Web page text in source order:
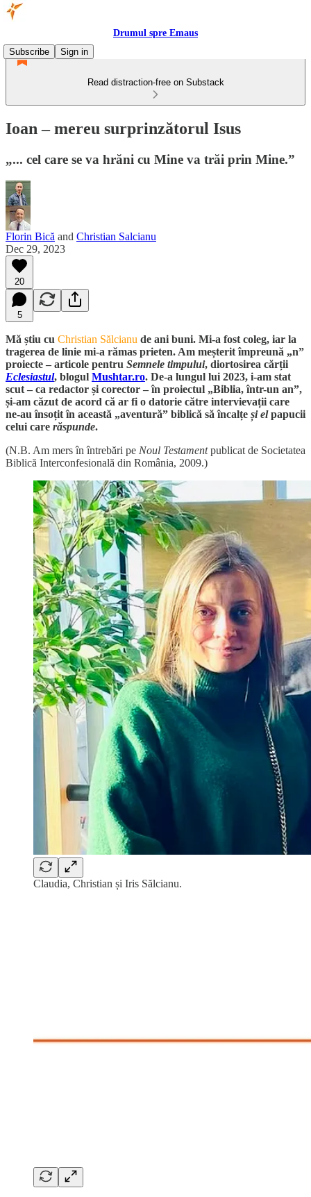
Drumul spre Emaus
Subscribe
Sign in
Read distraction-free on Substack
Ioan – mereu surprinzătorul Isus
„... cel care se va hrăni cu Mine va trăi prin Mine.”
Florin Bică and Christian Salcianu
Dec 29, 2023
20
5
Mă știu cu Christian Sălcianu de ani buni. Mi-a fost coleg, iar la
tragerea de linie mi-a rămas prieten. Am meșterit împreună „n”
proiecte – articole pentru Semnele timpului, diortosirea cărții
Eclesiastul, blogul Mushtar.ro. De-a lungul lui 2023, i-am stat
scut – ca redactor și corector – în proiectul „Biblia, într-un an”,
și-am căzut de acord că ar fi o datorie către intervievații care
ne-au însoțit în această „aventură” biblică să încalțe și elpapucii
celui care răspunde.
(N.B. Am mers în întrebări pe Noul Testamentpublicat de Societatea
Biblică Interconfesională din România, 2009.)
Claudia, Christian și Iris Sălcianu.